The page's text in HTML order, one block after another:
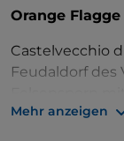
Orange
Castelvecchio
Feudaldorf des
spitz
Mehr anzeigen